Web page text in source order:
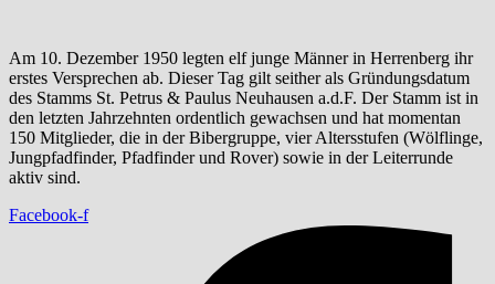
Am 10. Dezember 1950 legten elf junge Männer in Herrenberg ihr
erstes Versprechen ab. Dieser Tag gilt seither als Gründungsdatum
des Stamms St. Petrus & Paulus Neuhausen a.d.F. Der Stamm ist in
den letzten Jahrzehnten ordentlich gewachsen und hat momentan
150 Mitglieder, die in der Bibergruppe, vier Altersstufen (Wölflinge,
Jungpfadfinder, Pfadfinder und Rover) sowie in der Leiterrunde
aktiv sind.
Facebook-f